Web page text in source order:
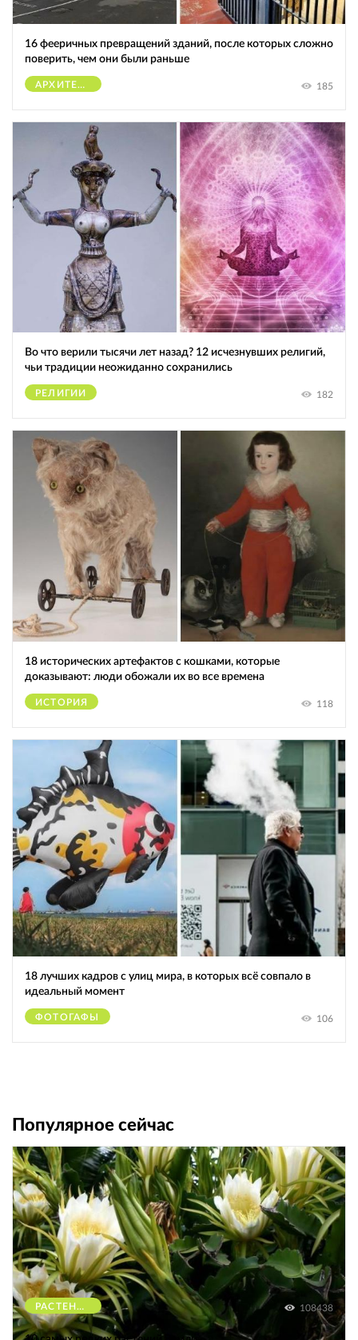
16 фееричных превращений зданий, после которых сложно
поверить, чем они были раньше
АРХИТЕКТУРА 185
Во что верили тысячи лет назад? 12 исчезнувших религий,
чьи традиции неожиданно сохранились
РЕЛИГИИ 182
18 исторических артефактов с кошками, которые
доказывают: люди обожали их во все времена
ИСТОРИЯ 118
18 лучших кадров с улиц мира, в которых всё совпало в
идеальный момент
ФОТОГАФЫ 106
Популярное сейчас
РАСТЕНИЯ 108438